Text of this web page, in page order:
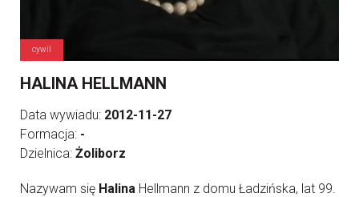
cywil
HALINA HELLMANN
Data wywiadu: 2012-11-27
Formacja: -
Dzielnica: Żoliborz
Nazywam się Halina Hellmann z domu Ładzińska, lat 99.